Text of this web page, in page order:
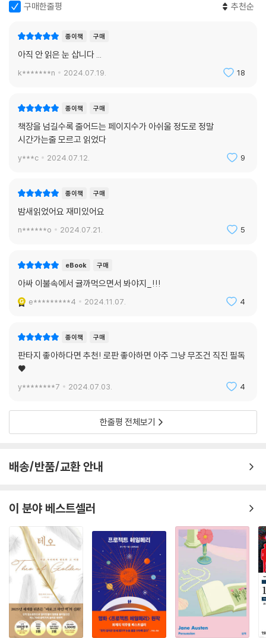
구매한줄평 추천순
종이책 구매
아직 안 읽은 눈 삽니다 ...
k*******n 2024.07.19. 18
종이책 구매
책장을 넘길수록 줄어드는 페이지수가 아쉬울 정도로 정말
시간가는줄 모르고 읽었다
y***c 2024.07.12. 9
종이책 구매
밤새읽었어요 재미있어요
n******o 2024.07.21. 5
eBook 구매
아싸 이불속에서 귤까먹으면서 봐야지_!!!
e*********4 2024.11.07. 4
종이책 구매
판타지 좋아하다면 추천! 로판 좋아하면 아주 그냥 무조건 직진 필독
♥
y********7 2024.07.03. 4
한줄평 전체보기
배송/반품/교환 안내
이 분야 베스트셀러